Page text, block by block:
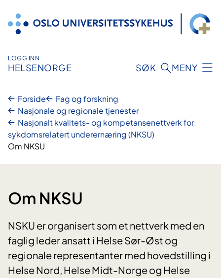
innhold
LOGG INN
HELSENORGE SØK MENY
Forside
Fag og forskning
Nasjonale og regionale tjenester
Nasjonalt kvalitets- og kompetansenettverk for
sykdomsrelatert underernæring (NKSU)
Om NKSU
Om NKSU
NSKU er organisert som et nettverk med en
faglig leder ansatt i Helse Sør-Øst og
regionale representanter med hovedstilling i
Helse Nord, Helse Midt-Norge og Helse